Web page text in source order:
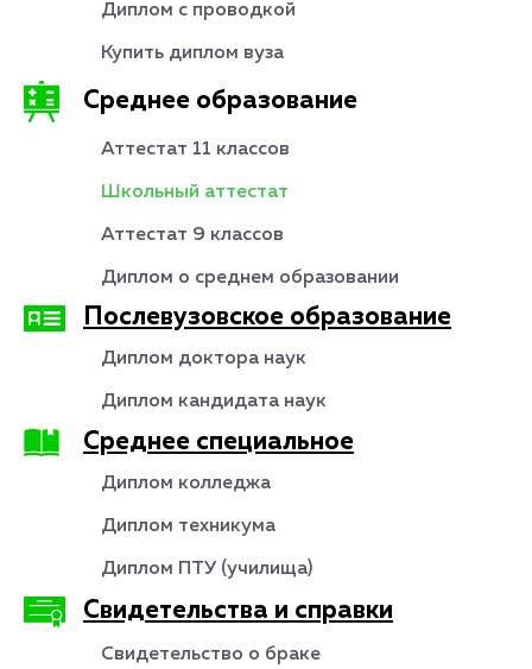
Диплом с проводкой
Купить диплом вуза
Среднее образование
Аттестат 11 классов
Школьный аттестат
Аттестат 9 классов
Диплом о среднем образовании
Послевузовское образование
Диплом доктора наук
Диплом кандидата наук
Среднее специальное
Диплом колледжа
Диплом техникума
Диплом ПТУ (училища)
Свидетельства и справки
Свидетельство о браке